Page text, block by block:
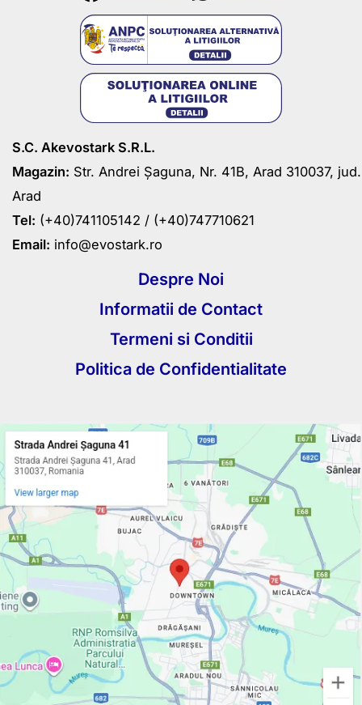
S.C. Akevostark S.R.L.
Magazin: Str. Andrei Șaguna, Nr. 41B, Arad 310037, jud.
Arad
Tel: (+40)741105142 / (+40)747710621
Email: info@evostark.ro
Despre Noi
Informatii de Contact
Termeni si Conditii
Politica de Confidentialitate